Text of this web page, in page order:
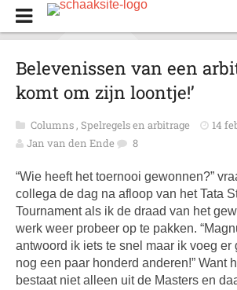
Belevenissen van een
komt om zijn loontje!’
Columns, Spelregels en arbitrage
14
Jan van den Ende
8
“Wie heeft het toernooi gewonnen?”
collega de dag na afloop van het Tata
Tournament als ik de draad van het
werk weer probeer op te pakken.
antwoord ik iets te snel maar ik voeg er
nog een paar honderd anderen!” Want
bestaat niet alleen uit de Masters en